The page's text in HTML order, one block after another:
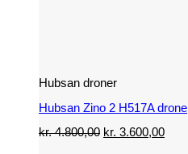
Hubsan droner
Hubsan Zino 2 H517A drone
kr.4.800,00 Den
kr. 3.600,00Den